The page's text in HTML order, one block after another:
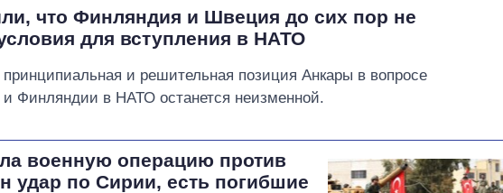
что Финляндия и Швеция до сих пор не
для вступления в НАТО
принципиальная и решительная позиция Анкары в вопросе
Финляндии в НАТО останется неизменной.
военную операцию против
удар по Сирии, есть погибшие